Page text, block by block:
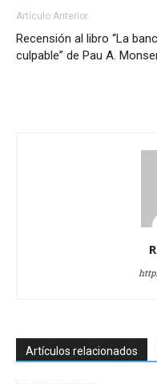
Artículo Anterior
Recensión al libro “La
culpable” de Pau A.
Artículos relacionados